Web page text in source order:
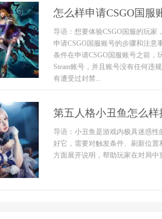
怎么样申请CSGO国服
导语：想要体验CSGO国服的玩家
申请CSGO国服账号的步骤和注意
条件在申请CSGO国服账号之前，
Steam账号，并且账号没有任何违
有遭受过封禁...
第五人格小丑鱼怎么样
导语：小丑鱼是游戏内极具迷惑
好它，需要对触发条件、刷新位
方面展开说明，帮助玩家在对局